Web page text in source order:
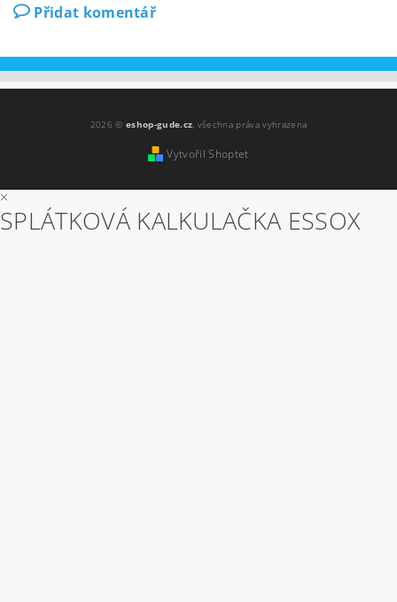
Přidat komentář
2026 ©eshop-gude.cz, všechna práva vyhrazena
Vytvořil Shoptet
×
SPLÁTKOVÁ KALKULAČKA ESSOX